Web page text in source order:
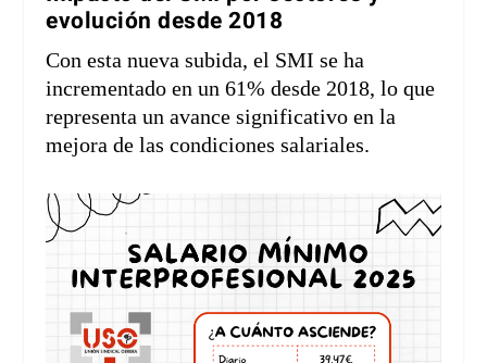
evolución desde 2018
Con esta nueva subida, el SMI se ha
incrementado en un 61% desde 2018, lo que
representa un avance significativo en la
mejora de las condiciones salariales.